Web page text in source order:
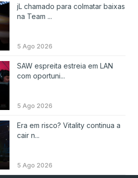
jL chamado para colmatar baixas
na Team ...
5 Ago 2026
SAW espreita estreia em LAN
com oportuni...
5 Ago 2026
Era em risco? Vitality continua a
cair n...
5 Ago 2026